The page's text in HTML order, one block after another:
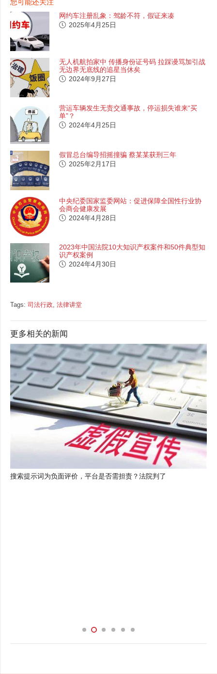
网约车注册乱象：驾龄不符，假证来凑
2025年4月25日
无人机航拍家中 传播身份证号码 拉踩谩骂加引战
无边界无底线的追星当休矣
2024年9月27日
营运车辆发生无责交通事故，停运损失谁来“买
单”？
2024年4月25日
假冒总台编导招摇撞骗 蔡某某获刑三年
2025年2月17日
中央纪委国家监委网站：促进保障全国性行业协
会商会健康发展
2024年4月28日
2023年中国法院10大知识产权案件和50件典型知
识产权案例
2024年4月30日
Tags: 司法行政, 法律讲堂
更多相关的新闻
搜索提示词为负面评价，平台是否需担责？法院判了